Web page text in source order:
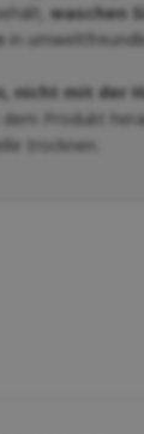
waschen
in
nicht mit der
dem Produkt
trocknen.